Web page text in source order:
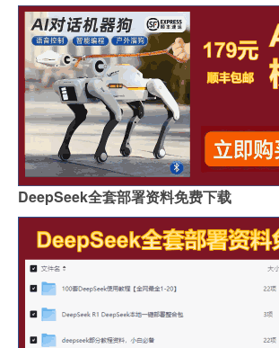
DeepSeek全套部署资料免费下载